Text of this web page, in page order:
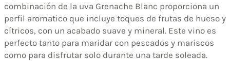
combinación de la uva Grenache Blanc proporciona un
perfil aromatico que incluye toques de frutas de hueso y
cítricos, con un acabado suave y mineral. Este vino es
perfecto tanto para maridar con pescados y mariscos
como para disfrutar solo durante una tarde soleada.